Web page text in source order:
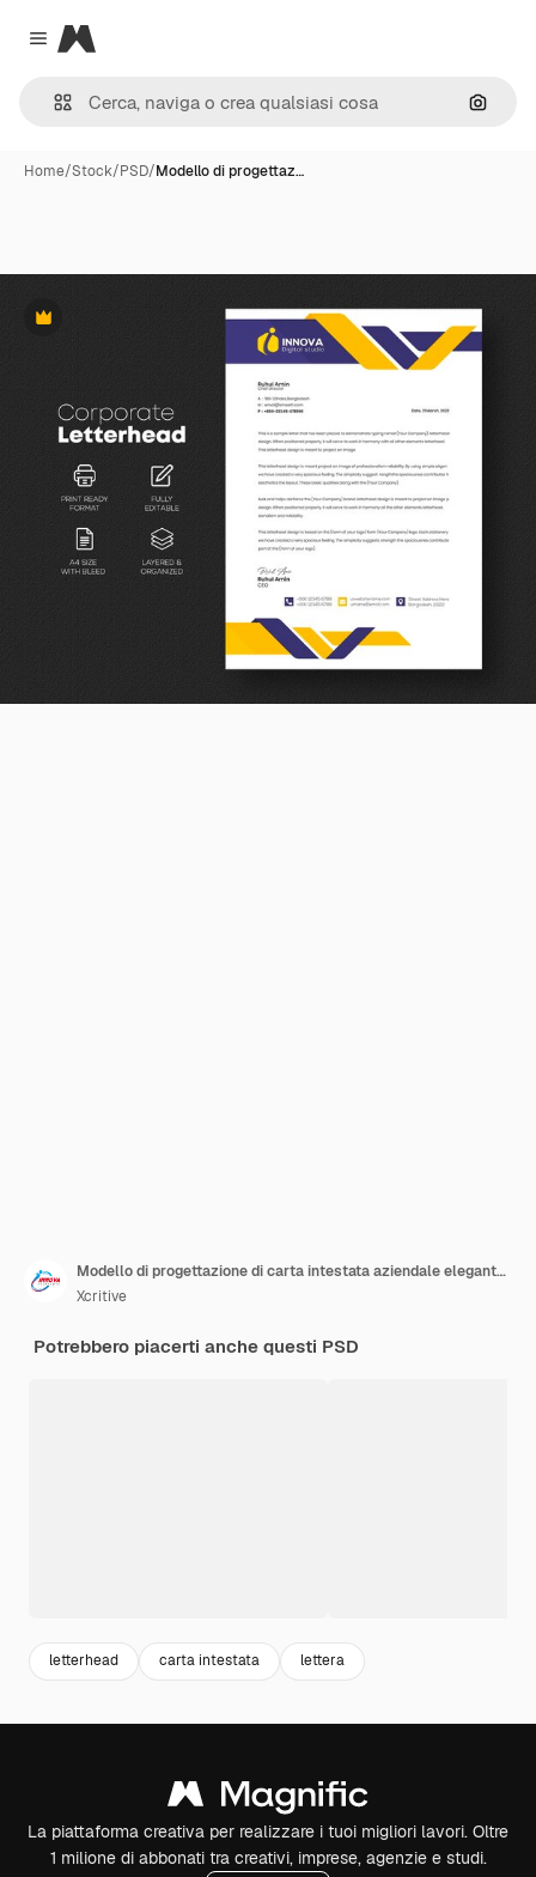
Close menu
Magnific
Cerca
Home/Stock/PSD/Modello di progettaz…
Premium
Modello di progettazione di carta intestata aziendale elegante ed elegante aziendale
Xcritive
Potrebbero piacerti anche questi PSD
letterhead carta intestata lettera
La piattaforma creativa per realizzare i tuoi migliori lavori. Oltre
1 milione di abbonati tra creativi, imprese, agenzie e studi.